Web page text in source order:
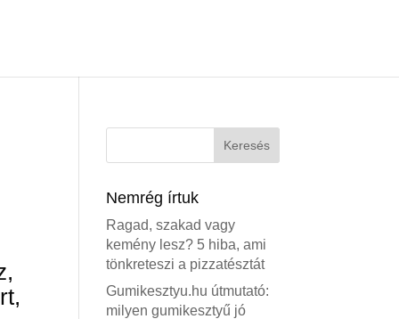
Nemrég írtuk
Ragad, szakad vagy
kemény lesz? 5 hiba, ami
tönkreteszi a pizzatésztát
Gumikesztyu.hu útmutató:
milyen gumikesztyű jó